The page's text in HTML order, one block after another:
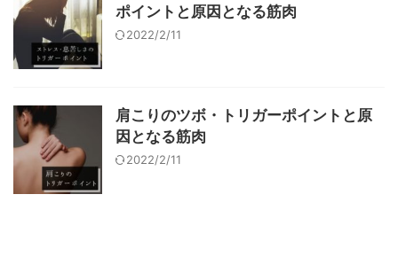
ポイントと原因となる筋肉
2022/2/11
肩こりのツボ・トリガーポイントと原
因となる筋肉
2022/2/11